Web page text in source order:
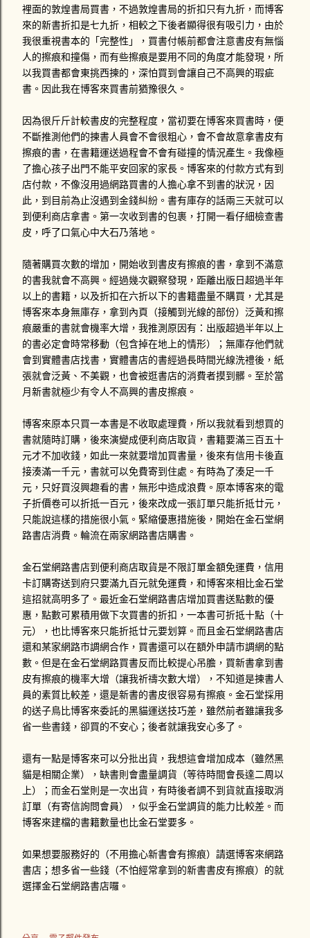
民眾的態度不佳，導致開車的那位警察為了維持他自身的尊
嚴，而不向民眾開罰單，也就是說他不太想為了開罰單遭遇違
法民眾的輕蔑態度。反正這位警察有沒有取締交通違規，薪水
也不會因此額外增加。 星期一時，打電話給1188-DK號車的駕
駛，對方死都不接電話，傳了四封簡訊也沒回應！星期二晚上
十點多那位承辦警員居然打電話問我說連絡的如何？嚇我一跳
傷害。我來不及問那接下來要怎麼辦。心情鬱悶的我跑去找讀
法律系的學妹，他說發生車禍拍照前一定不能移動車輛，不然
警察沒...
裡面的敦煌書局買書，不過敦煌書局的折扣只有九折，而博客
來的新書折扣是七九折，相較之下後者顯得很有吸引力，由於
我很重視書本的「完整性」，買書付帳前都會注意書皮有無惱
人的擦痕和撞傷，而有些擦痕是要用不同的角度才能發現，所
以我買書都會東挑西揀的，深怕買到會讓自己不高興的瑕疵
書。因此我在博客來買書前猶豫很久。
因為很斤斤計較書皮的完整程度，當初要在博客來買書時，便
不斷推測他們的揀書人員會不會很粗心，會不會故意拿書皮有
擦痕的書，在書籍運送過程會不會有碰撞的情況產生。我像極
了擔心孩子出門不能平安回家的家長。博客來的付款方式有到
店付款，不像沒用過網路買書的人擔心拿不到書的狀況，因
此，到目前為止沒遇到金錢糾紛。書有庫存的話兩三天就可以
到便利商店拿書。第一次收到書的包裹，打開一看仔細檢查書
皮，呼了口氣心中大石乃落地。
隨著購買次數的增加，開始收到書皮有擦痕的書，拿到不滿意
的書我就會不高興。經過幾次觀察發現，距離出版日超過半年
以上的書籍，以及折扣在六折以下的書籍盡量不購買，尤其是
博客來本身無庫存，拿到內頁（接觸到光線的部份）泛黃和擦
痕嚴重的書就會機率大增，我推測原因有：出版超過半年以上
的書必定會時常移動（包含掉在地上的情形）；無庫存他們就
會到實體書店找書，實體書店的書經過長時間光線洗禮後，紙
張就會泛黃、不美觀，也會被逛書店的消費者摸到髒。至於當
月新書就極少有令人不高興的書皮擦痕。
博客來原本只買一本書是不收取處理費，所以我就看到想買的
書就隨時訂購，後來演變成便利商店取貨，書籍要滿三百五十
元才不加收錢，如此一來就要增加買書量，後來有信用卡後直
接湊滿一千元，書就可以免費寄到住處。有時為了湊足一千
元，只好買沒興趣看的書，無形中造成浪費。原本博客來的電
子折價卷可以折抵一百元，後來改成一張訂單只能折抵廿元，
只能說這樣的措施很小氣。緊縮優惠措施後，開始在金石堂網
路書店消費。輪流在兩家網路書店購書。
金石堂網路書店到便利商店取貨是不限訂單金額免運費，信用
卡訂購寄送到府只要滿九百元就免運費，和博客來相比金石堂
這招就高明多了。最近金石堂網路書店增加買書送點數的優
惠，點數可累積用做下次買書的折扣，一本書可折抵十點（十
元），也比博客來只能折抵廿元要划算。而且金石堂網路書店
還和某家網路市調網合作，買書還可以在額外申請市調網的點
數。但是在金石堂網路買書反而比較提心吊膽，買新書拿到書
皮有擦痕的機率大增（讓我祈禱次數大增），不知道是揀書人
員的素質比較差，還是新書的書皮很容易有擦痕。金石堂採用
的送子鳥比博客來委託的黑貓運送技巧差，雖然前者雖讓我多
省一些書錢，卻買的不安心；後者就讓我安心多了。
還有一點是博客來可以分批出貨，我想這會增加成本（雖然黑
貓是相關企業），缺書則會盡量調貨（等待時間會長達二周以
上）；而金石堂則是一次出貨，有時後者調不到貨就直接取消
訂單（有寄信詢問會員），似乎金石堂調貨的能力比較差。而
博客來建檔的書籍數量也比金石堂要多。
如果想要服務好的（不用擔心新書會有擦痕）請選博客來網路
書店；想多省一些錢（不怕經常拿到的新書書皮有擦痕）的就
選擇金石堂網路書店囉。